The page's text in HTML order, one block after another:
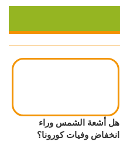
هل أشعة الشمس وراء
انخفاض وفيات كورونا؟